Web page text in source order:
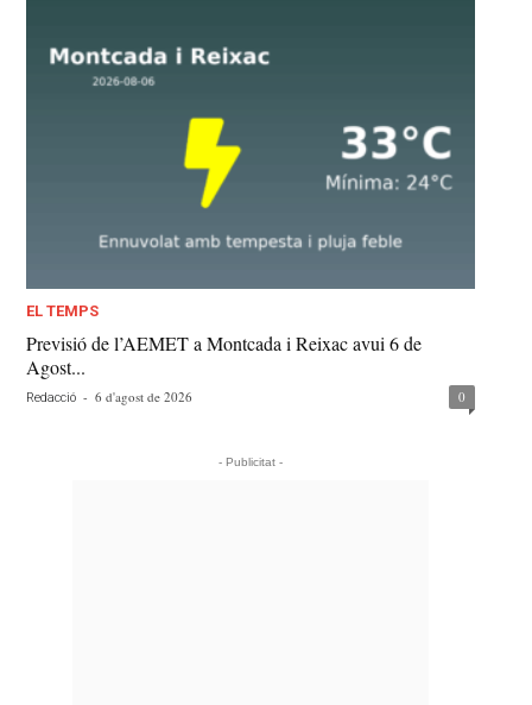
EL TEMPS
Previsió de l’AEMET a Montcada i Reixac avui 6 de
Agost...
Redacció - 6 d'agost de 2026 0
- Publicitat -